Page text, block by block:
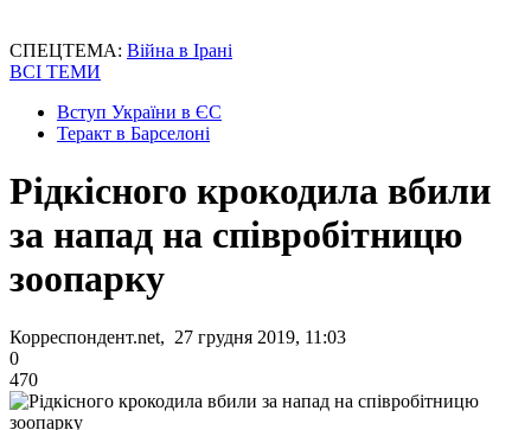
СПЕЦТЕМА: Війна в Ірані
ВСІ ТЕМИ
Вступ України в ЄС
Теракт в Барселоні
Рідкісного крокодила вбили
за напад на співробітницю
зоопарку
Корреспондент.net, 27 грудня 2019, 11:03
0
470